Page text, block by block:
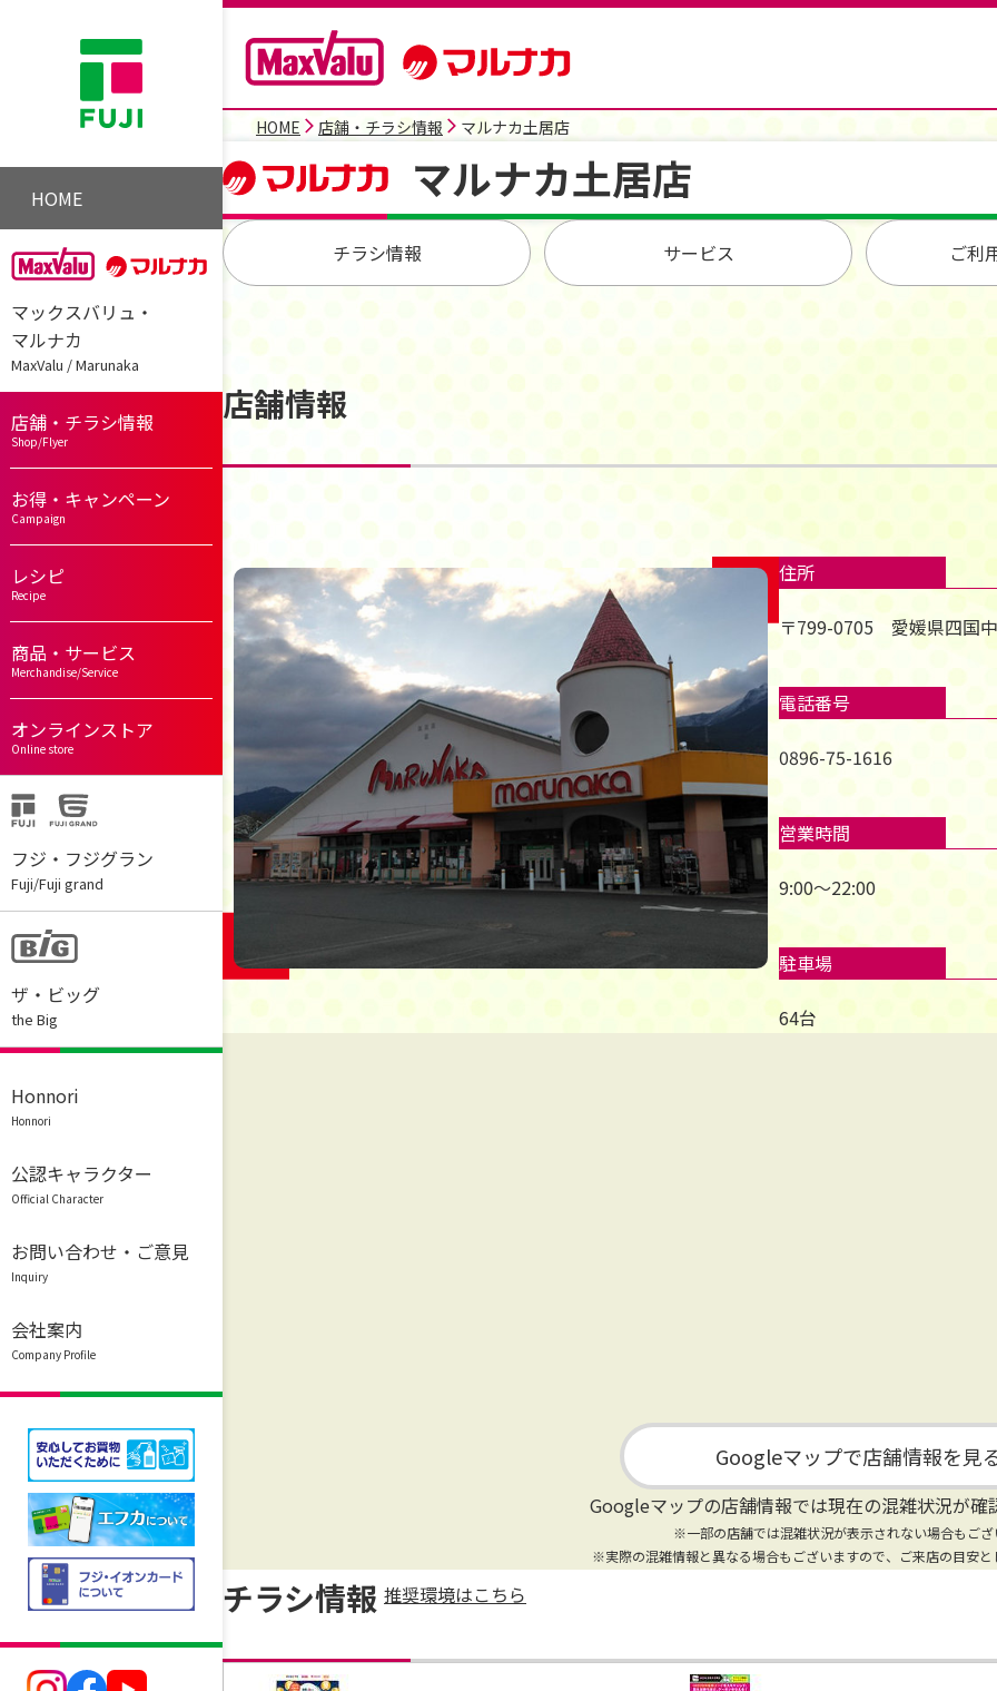
Honnori
Honnori
公認キャラクター
Official Character
お問い合わせ・ご意見
Inquiry
会社案内
Company Profile
HOME
フジ・フジグラン
Fuji/Fuji grand
マックスバリュ・
マルナカ
MaxValu / Marunaka
店舗・チラシ情報
Shop/Flyer
お得・キャンペーン
Campaign
レシピ
Recipe
商品・サービス
Merchandise/Service
オンラインストア
Online store
ザ・ビッグ
the Big
HOME 店舗・チラシ情報 マルナカ土居店
マルナカ土居店
チラシ情報 サービス ご利
店舗情報
住所
〒799-0705 愛媛県四国
電話番号
0896-75-1616
営業時間
9:00～22:00
駐車場
64台
Googleマップで店舗情報を見
Googleマップの店舗情報では現在の混雑状況が確
※一部の店舗では混雑状況が表示されない場合もござ
※実際の混雑情報と異なる場合もございますので、ご来店の目安
チラシ情報 推奨環境はこちら